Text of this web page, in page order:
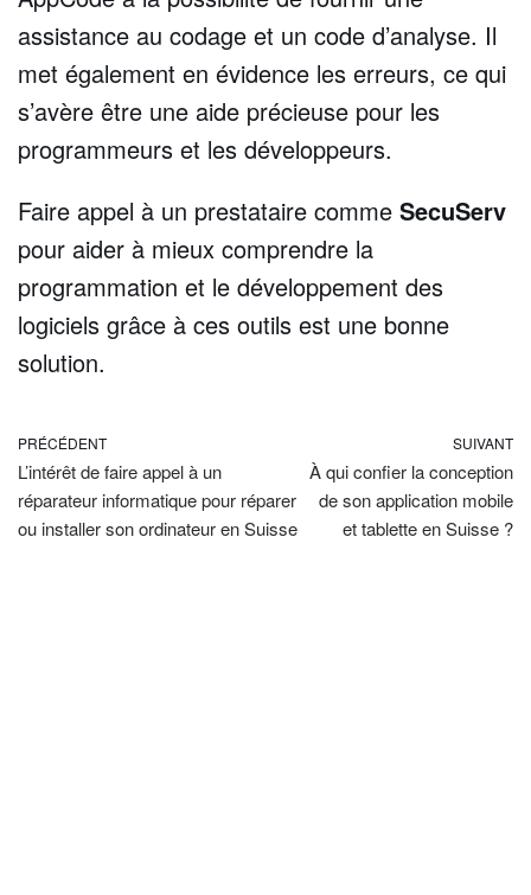
assistance au codage et un code d’analyse. Il
met également en évidence les erreurs, ce qui
s’avère être une aide précieuse pour les
programmeurs et les développeurs.
Faire appel à un prestataire comme SecuServ
pour aider à mieux comprendre la
programmation et le développement des
logiciels grâce à ces outils est une bonne
solution.
PRÉCÉDENT
L’intérêt de faire appel à un
réparateur informatique pour réparer
ou installer son ordinateur en Suisse
SUIVANT
À qui confier la conception
de son application mobile
et tablette en Suisse ?